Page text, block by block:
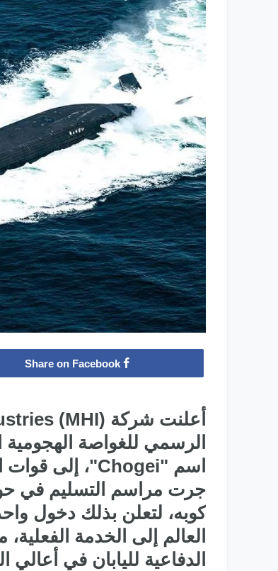
Share on Facebook
جرت مراسم التسليم في
كوبه، لتعلن بذلك دخول
العالم إلى الخدمة
الدفاعية لليابان في أعالي